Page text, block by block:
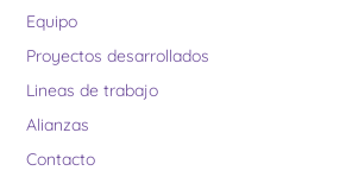
Equipo
Proyectos desarrollados
Lineas de trabajo
Alianzas
Contacto